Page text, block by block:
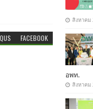
FACEBOOK
สิงหาคม
อพท.
สิงหาคม